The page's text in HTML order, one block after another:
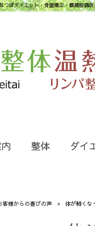
つぼダイエット・骨盤矯正・腰痛膝痛改
整体 ダイ
客様からの喜びの声 > 体が軽くな